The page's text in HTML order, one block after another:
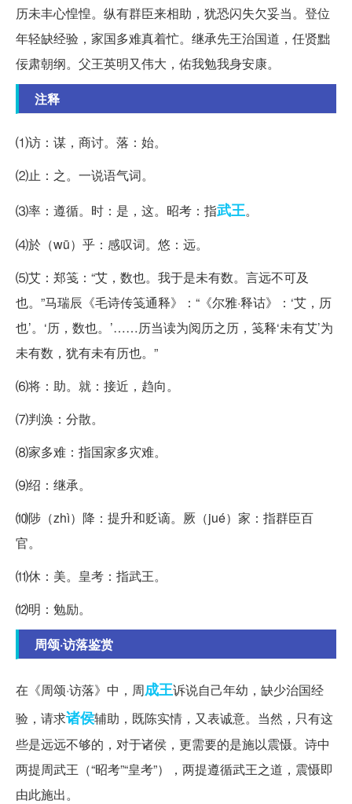
历未丰心惶惶。纵有群臣来相助，犹恐闪失欠妥当。登位
年轻缺经验，家国多难真着忙。继承先王治国道，任贤黜
佞肃朝纲。父王英明又伟大，佑我勉我身安康。
注释
⑴访：谋，商讨。落：始。
⑵止：之。一说语气词。
⑶率：遵循。时：是，这。昭考：指武王。
⑷於（wū）乎：感叹词。悠：远。
⑸艾：郑笺：“艾，数也。我于是未有数。言远不可及
也。”马瑞辰《毛诗传笺通释》：“《尔雅·释诂》：‘艾，历
也’。‘历，数也。’……历当读为阅历之历，笺释‘未有艾’为
未有数，犹有未有历也。”
⑹将：助。就：接近，趋向。
⑺判涣：分散。
⑻家多难：指国家多灾难。
⑼绍：继承。
⑽陟（zhì）降：提升和贬谪。厥（jué）家：指群臣百
官。
⑾休：美。皇考：指武王。
⑿明：勉励。
周颂·访落鉴赏
在《周颂·访落》中，周成王诉说自己年幼，缺少治国经
验，请求诸侯辅助，既陈实情，又表诚意。当然，只有这
些是远远不够的，对于诸侯，更需要的是施以震慑。诗中
两提周武王（“昭考”“皇考”），两提遵循武王之道，震慑即
由此施出。